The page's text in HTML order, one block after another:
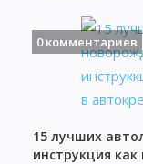
0 комментариев
15 лучших
инструкция